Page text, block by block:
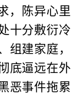
，陈异心里
十分敷衍冷
建家庭，
底逼远在外
恶事件拖累